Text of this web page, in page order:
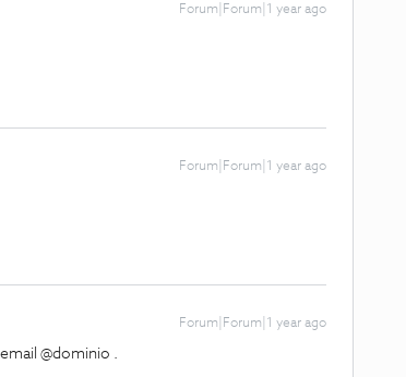
Forum|Forum|1 year ago
Forum|Forum|1 year ago
Forum|Forum|1 year ago
@dominio .